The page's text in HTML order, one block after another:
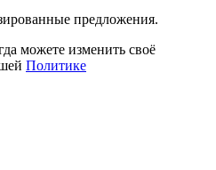
предложения.
можете изменить своё
Политике